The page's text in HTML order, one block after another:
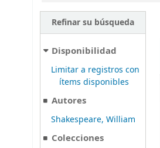
Refinar su búsqueda
Disponibilidad
Limitar a registros con
ítems disponibles
Autores
Shakespeare, William
Colecciones